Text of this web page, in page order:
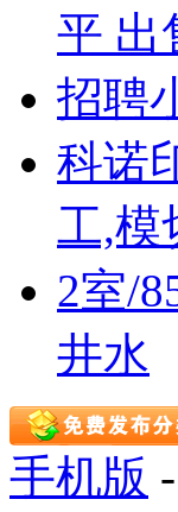
平 出
招聘
科诺
工,模
2室/
井水
手机版 -